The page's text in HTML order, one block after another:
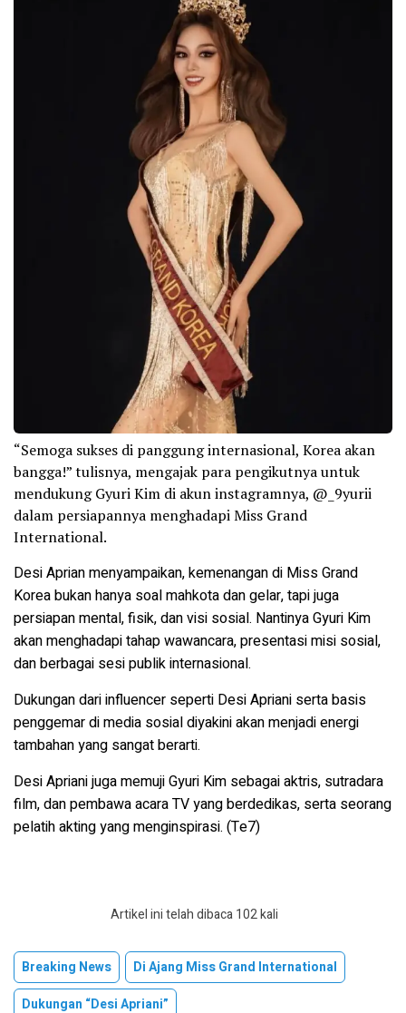
“Semoga sukses di panggung internasional, Korea akan
bangga!” tulisnya, mengajak para pengikutnya untuk
mendukung Gyuri Kim di akun instagramnya, @_9yurii
dalam persiapannya menghadapi Miss Grand
International.
Desi Aprian menyampaikan, kemenangan di Miss Grand
Korea bukan hanya soal mahkota dan gelar, tapi juga
persiapan mental, fisik, dan visi sosial. Nantinya Gyuri Kim
akan menghadapi tahap wawancara, presentasi misi sosial,
dan berbagai sesi publik internasional.
Dukungan dari influencer seperti Desi Apriani serta basis
penggemar di media sosial diyakini akan menjadi energi
tambahan yang sangat berarti.
Desi Apriani juga memuji Gyuri Kim sebagai aktris, sutradara
film, dan pembawa acara TV yang berdedikas, serta seorang
pelatih akting yang menginspirasi. (Te7)
Artikel ini telah dibaca 102 kali
Breaking News
Di Ajang Miss Grand International
Dukungan “Desi Apriani”